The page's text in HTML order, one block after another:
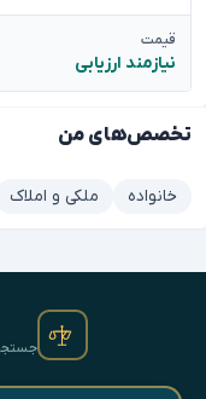
تخصص‌های من
خانواده ملکی و املاک
قیمت
نیازمند ارزیابی